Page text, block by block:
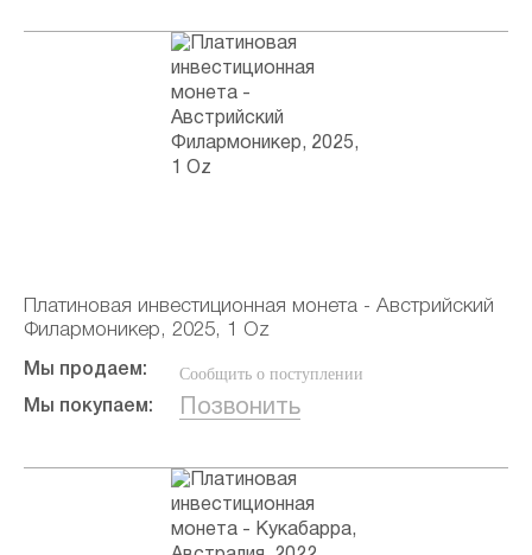
Платиновая инвестиционная монета - Австрийский
Филармоникер, 2025, 1 Oz
Мы продаем: Сообщить о поступлении
Мы покупаем: Позвонить